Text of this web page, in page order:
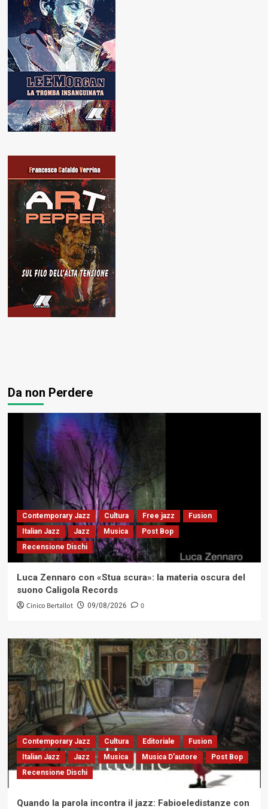
Da non Perdere
Contemporary Jazz Cultura Free jazz
Fusion
Italian Jazz
Jazz Musica
Post Bop
Recensione Dischi
Luca Zennaro con «Stua scura»: la materia oscura del
suono Caligola Records
Cinico Bertallot 09/08/2026 0
Contemporary Jazz Cultura Editoriale
Fusion
Italian Jazz
Jazz Musica Musica D'autore
Post Bop
Recensione Dischi
Quando la parola incontra il jazz: Fabioeledistanze con